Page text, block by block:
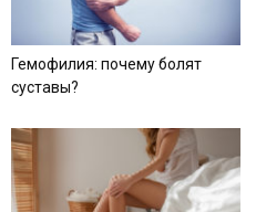
Гемофилия: почему болят
суставы?